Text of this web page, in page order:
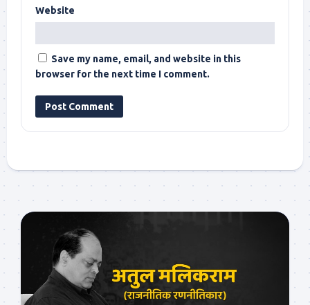
Website
Save my name, email, and website in this
browser for the next time I comment.